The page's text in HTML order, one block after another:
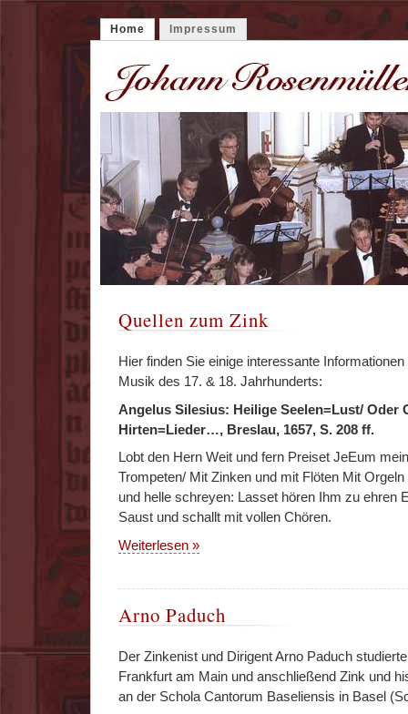
Home Impressum
Quellen zum Zink
Hier finden Sie einige interessante
Musik des 17. & 18. Jahrhunderts:
Angelus Silesius: Heilige Seelen=Lust/ Oder
Hirten=Lieder…, Breslau, 1657, S. 208 ff.
Lobt den Hern Weit und fern Preiset JeEum
Trompeten/ Mit Zinken und mit Flöten Mit
und helle schreyen: Lasset hören Ihm zu ehren
Saust und schallt mit vollen Chören.
Weiterlesen »
Arno Paduch
Der Zinkenist und Dirigent Arno Paduch
Frankfurt am Main und anschließend Zink und
an der Schola Cantorum Baseliensis in Basel